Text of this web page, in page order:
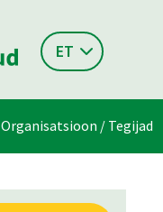
ET
Organisatsioon / Tegijad